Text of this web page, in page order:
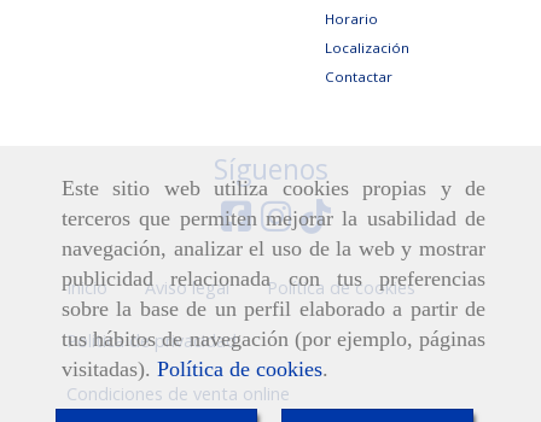
Este sitio web utiliza cookies propias y de
terceros que permiten mejorar la usabilidad de
navegación, analizar el uso de la web y mostrar
publicidad relacionada con tus preferencias
sobre la base de un perfil elaborado a partir de
tus hábitos de navegación (por ejemplo, páginas
visitadas). Política de cookies.
Horario
Localización
Contactar
Síguenos
Inicio Aviso legal Política de cookies
Política de privacidad
Condiciones de venta online